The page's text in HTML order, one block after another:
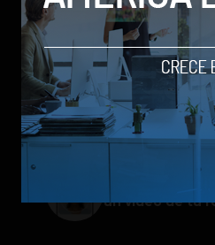
Spotify
gestionadas
gratuito en seis
Galaxy Z Flip8:
de Samsung se
pantalla, mejor
Google
un video de tu